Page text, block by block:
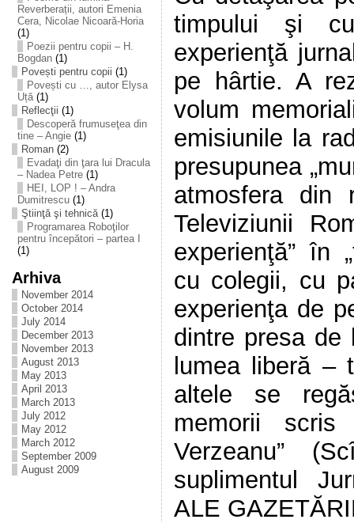
Reverberații, autori Emenia
Cera, Nicolae Nicoară-Horia
(1)
Poezii pentru copii – H.
Bogdan(1)
Povești pentru copii (1)
Povești cu …, autor Elysa
Uță(1)
Reflecţii (1)
Descoperă frumuseţea din
tine – Angie(1)
Roman(2)
Evadaţi din ţara lui Dracula
– Nadea Petre(1)
HEI, LOP ! – Andra
Dumitrescu(1)
Ştiinţă şi tehnică(1)
Programarea Roboţilor
pentru începători – partea I
(1)
Arhiva
November 2014
October 2014
July 2014
December 2013
November 2013
August 2013
May 2013
April 2013
March 2013
July 2012
May 2012
March 2012
September 2009
August 2009
timpului şi
experienţă
pe hârtie. A
volum
emisiunile la
presupunea
atmosfera din
Televiziunii
experienţă” în
cu colegii, cu
experienţa de
dintre presa de
lumea liberă –
altele se
memorii
Verzeanu”
suplimentul
ALE